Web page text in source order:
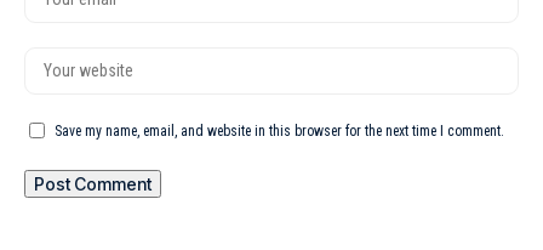
Save my name, email, and website in this browser for the next time I comment.